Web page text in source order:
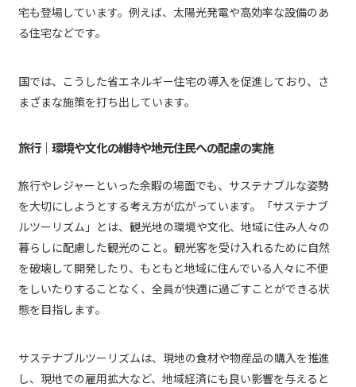
宅も登場しています。例えば、太陽光発電や高効率な設備のあ
る住宅などです。
国では、こうした省エネルギー住宅の導入を促進しており、さ
まざまな施策を打ち出しています。
旅行｜環境や文化の維持や地元住民への配慮の実施
旅行やレジャーといった余暇の場面でも、サステナブルな姿勢
を大切にしようとする考え方が広がっています。「サステナブ
ルツーリズム」とは、観光地の環境や文化、地域に住み人々の
暮らしに配慮した観光のこと。観光客を受け入れるために自然
を破壊して開発したり、もともと地域に住んでいる人々に不便
をしいたりすることなく、全員が快適に過ごすことができる状
態を目指します。
サステナブルツーリズムは、現地の食材や物産品の購入を推進
し、現地での雇用拡大など、地域経済にも良い影響を与えると